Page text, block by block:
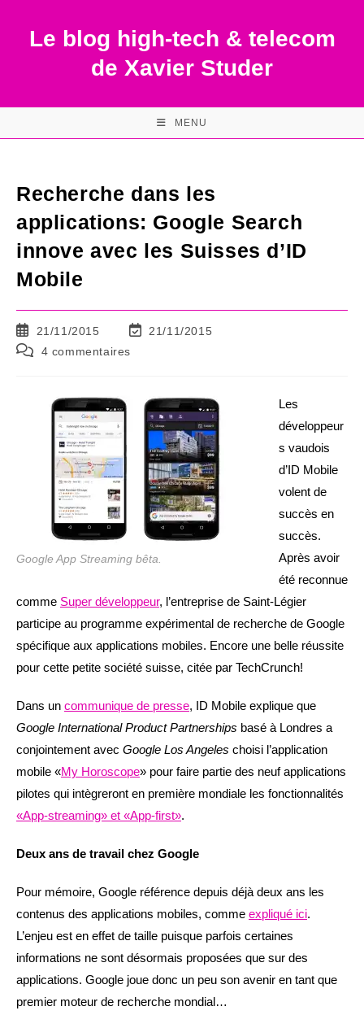
contentLe blog high-tech & telecom
de Xavier Studer
MENU
Recherche dans les
applications: Google Search
innove avec les Suisses d’ID
Mobile
Publication
publiée :
21/11/2015
Dernière
21/11/2015
Commentaires
publication :
4 commentaires
Google App Streaming bêta.
Les
développeur
s vaudois
d’ID Mobile
volent de
succès en
succès.
Après avoir
été reconnue
comme Super développeur, l’entreprise de Saint-Légier
participe au programme expérimental de recherche de Google
spécifique aux applications mobiles. Encore une belle réussite
pour cette petite société suisse, citée par TechCrunch!
Dans un communique de presse, ID Mobile explique que
Google International Product Partnerships basé à Londres a
conjointement avec Google Los Angeles choisi l’application
mobile «My Horoscope» pour faire partie des neuf applications
pilotes qui intègreront en première mondiale les fonctionnalités
«App-streaming» et «App-first».
Deux ans de travail chez Google
Pour mémoire, Google référence depuis déjà deux ans les
contenus des applications mobiles, comme expliqué ici.
L’enjeu est en effet de taille puisque parfois certaines
informations ne sont désormais proposées que sur des
applications. Google joue donc un peu son avenir en tant que
premier moteur de recherche mondial…